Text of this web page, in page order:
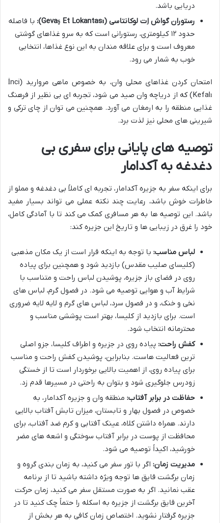
دریایی باشد.
رستوران گواش اِت لوکانتاسی (Gevaş Et Lokantası):
با فاصله
حدود ۱۲ کیلومتری، رستورانی است که به سرو غذاهای گوشتی
معروف است و برای علاقه مندان به این نوع غذاها، انتخابی
خوب به شمار می رود.
امتحان کردن غذاهای محلی وان، به خصوص ماهی مروارید (İnci
Kefalı) که از دریاچه وان صید می شود، تجربه ای بی نظیر از فرهنگ
غذایی منطقه را به ارمغان می آورد. همچنین می توان از چای ترکی و
شیرینی های محلی نیز لذت برد.
توصیه های پایانی برای سفری بی
دغدغه به آکدامار
برای اینکه سفر به جزیره آکدامار، تجربه ای کاملاً بی دغدغه و مملو از
خاطرات خوش باشد، رعایت چند نکته عملی می تواند بسیار مفید
باشد. این توصیه ها به هر مسافری کمک می کند تا با آمادگی کامل،
خود را غرق در زیبایی ها و تاریخ این جزیره کند:
لباس مناسب: با توجه به اینکه قرار است از یک مکان مذهبی
(کلیسای صلیب مقدس) بازدید شود و همچنین برای پیاده
روی در فضای باز جزیره، پوشیدن لباس راحت و متناسب با
شرایط آب و هوایی توصیه می شود. در فصول گرم، لباس های
نخی و خنک، و در فصول سرد، لباس های گرم و لایه لایه ضروری
است. برای بازدید از کلیسا، بهتر است پوششی مناسب و
محترمانه انتخاب شود.
کفش راحت: پیاده روی در جزیره و اطراف کلیسا، جزو اصلی
ترین فعالیت هاست. بنابراین، پوشیدن کفش راحت و مناسب
برای پیاده روی، از اهمیت بالایی برخوردار است تا از خستگی
زودرس جلوگیری شود و بتوان به راحتی در مسیرها قدم زد.
حفاظت در برابر آفتاب: منطقه وان و جزیره آکدامار، به
خصوص در فصول بهار و تابستان، میزان تابش آفتاب بالایی
دارند. همراه داشتن کلاه، عینک آفتابی و کرم ضد آفتاب، برای
محافظت از پوست در برابر آفتاب سوختگی و اشعه های مضر
خورشید، اکیداً توصیه می شود.
مدیریت زمان: اگر با تور سفر می کنید، به زمان بندی گروه و
زمان برگشت قایق ها توجه ویژه داشته باشید تا از برنامه
عقب نمانید. اگر به صورت مستقل سفر می کنید، زمان حرکت
آخرین قایق برگشت از جزیره به اسکله را حتماً چک کنید تا در
جزیره گرفتار نشوید. اختصاص زمان کافی به هر بخش از